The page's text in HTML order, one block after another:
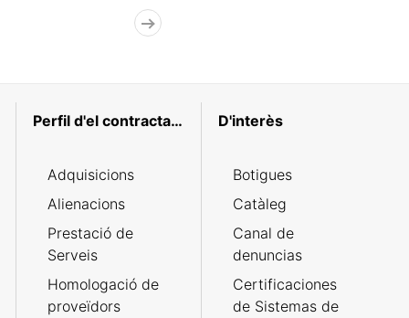
Perfil d'el contractant
Adquisicions
Alienacions
Prestació de
Serveis
Homologació de
proveïdors
D'interès
Botigues
Catàleg
Canal de
denuncias
Certificaciones
de Sistemas de